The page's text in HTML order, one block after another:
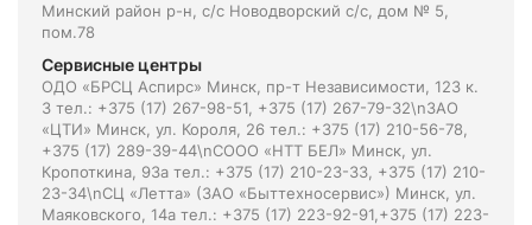
Минский район р-н, с/с Новодворский с/с, дом № 5,
пом.78
Сервисные центры
ОДО «БРСЦ Аспирс» Минск, пр-т Независимости, 123 к.
3 тел.: +375 (17) 267-98-51, +375 (17) 267-79-32\nЗАО
«ЦТИ» Минск, ул. Короля, 26 тел.: +375 (17) 210-56-78,
+375 (17) 289-39-44\nСООО «НТТ БЕЛ» Минск, ул.
Кропоткина, 93а тел.: +375 (17) 210-23-33, +375 (17) 210-
23-34\nСЦ «Летта» (ЗАО «Быттехносервис») Минск, ул.
Маяковского, 14а тел.: +375 (17) 223-92-91,+375 (17) 223-